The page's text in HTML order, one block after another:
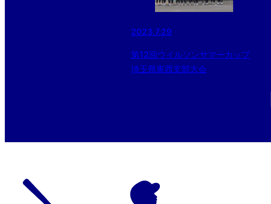
2023.7.29
第12回ウイルソンサマーカップ
埼玉県東西支部大会